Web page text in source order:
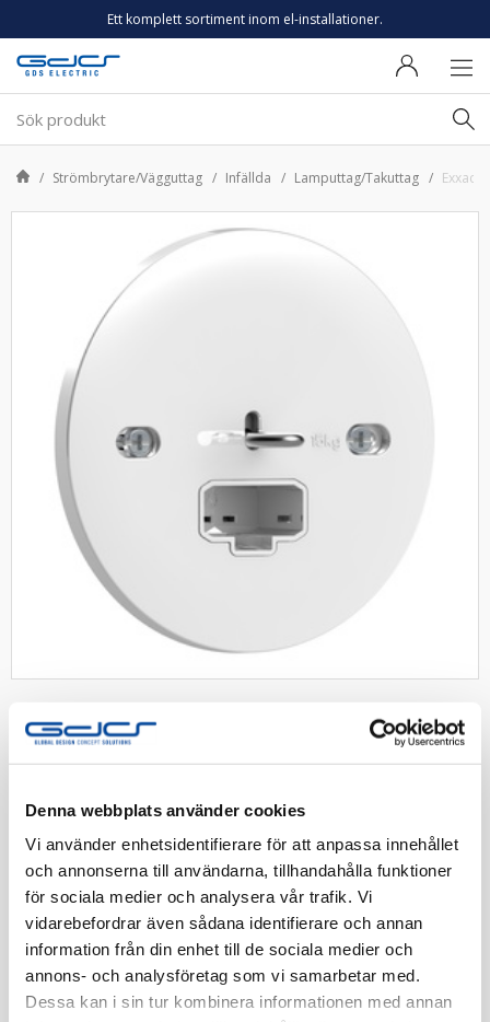
Denna webbplats använder cookies
Vi använder enhetsidentifierare för att anpassa innehållet
och annonserna till användarna, tillhandahålla funktioner
för sociala medier och analysera vår trafik. Vi
vidarebefordrar även sådana identifierare och annan
information från din enhet till de sociala medier och
annons- och analysföretag som vi samarbetar med.
Dessa kan i sin tur kombinera informationen med annan
Ett komplett sortiment inom el-installationer.
Strömbrytare/Vägguttag Infällda Lamputtag/Takuttag Exxact
SCHNEIDER
Exxact lamputt DCL tak 1-v 2-p mj
inf snabb vit
Exxact Lamputtag DCL tak 1-v 2-p med jord, infällt Vit
Artnr:
1820193
EAN-kod:
3606480296987
WDE005000
Finns i lager